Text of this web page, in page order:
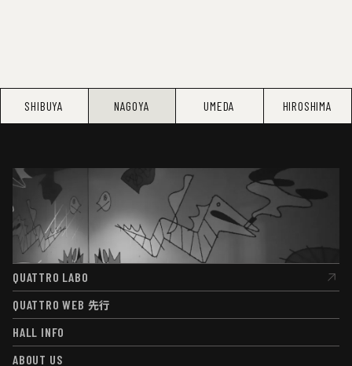
SHIBUYA NAGOYA UMEDA HIROSHIMA
QUATTRO LABO
QUATTRO LABO
QUATTRO WEB 先行
QUATTRO WEB先行
HALL INFO
HALL INFO
ABOUT US